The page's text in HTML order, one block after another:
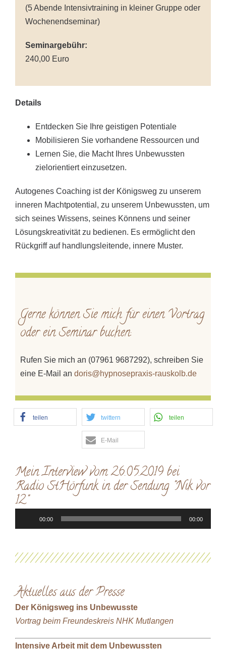
(5 Abende Intensivtraining in kleiner Gruppe oder
Wochenendseminar)
Seminargebühr:
240,00 Euro
Details
Entdecken Sie Ihre geistigen Potentiale
Mobilisieren Sie vorhandene Ressourcen und
Lernen Sie, die Macht Ihres Unbewussten
zielorientiert einzusetzen.
Autogenes Coaching ist der Königsweg zu unserem
inneren Machtpotential, zu unserem Unbewussten, um
sich seines Wissens, seines Könnens und seiner
Lösungskreativität zu bedienen. Es ermöglicht den
Rückgriff auf handlungsleitende, innere Muster.
Gerne können Sie mich für einen Vortrag
oder ein Seminar buchen:
Rufen Sie mich an (07961 9687292), schreiben Sie
eine E-Mail an doris@hypnosepraxis-rauskolb.de
teilen twittern teilen
E-Mail
Mein Interview vom 26.05.2019 bei
Radio StHörfunk in der Sendung "Nik vor
12"
Player
00:00 00:00
Aktuelles aus der Presse
Der Königsweg ins Unbewusste
Vortrag beim Freundeskreis NHK Mutlangen
Intensive Arbeit mit dem Unbewussten